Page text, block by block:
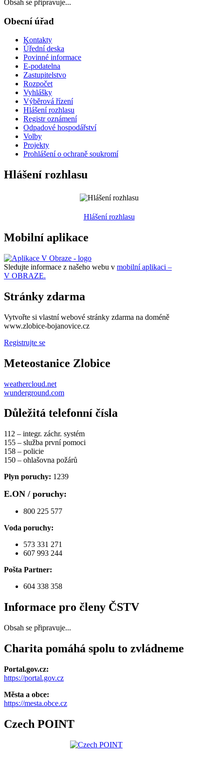
Obsah se připravuje...
Obecní úřad
Kontakty
Úřední deska
Povinné informace
E-podatelna
Zastupitelstvo
Rozpočet
Vyhlášky
Výběrová řízení
Hlášení rozhlasu
Registr oznámení
Odpadové hospodářství
Volby
Projekty
Prohlášení o ochraně soukromí
Hlášení rozhlasu
Hlášení rozhlasu
Mobilní aplikace
Sledujte informace z našeho webu v mobilní aplikaci –
V OBRAZE.
Stránky zdarma
Vytvořte si vlastní webové stránky zdarma na doméně
www.zlobice-bojanovice.cz
Registrujte se
Meteostanice Zlobice
weathercloud.net
wunderground.com
Důležitá telefonní čísla
112 – integr. záchr. systém
155 – služba první pomoci
158 – policie
150 – ohlašovna požárů
Plyn poruchy: 1239
E.ON / poruchy:
800 225 577
Voda poruchy:
573 331 271
607 993 244
Pošta Partner:
604 338 358
Informace pro členy ČSTV
Obsah se připravuje...
Charita pomáhá spolu to zvládneme
Portal.gov.cz:
https://portal.gov.cz
Města a obce:
https://mesta.obce.cz
Czech POINT